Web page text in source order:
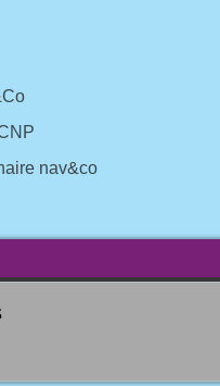
nav&co